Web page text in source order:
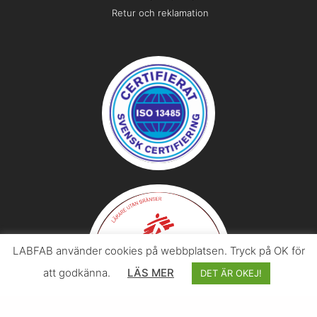
Retur och reklamation
LABFAB använder cookies på webbplatsen. Tryck på OK för
att godkänna.
LÄS MER DET ÄR OKEJ!